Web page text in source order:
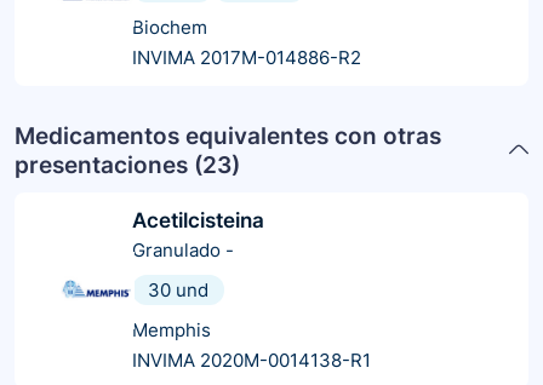
Biochem
INVIMA 2017M-014886-R2
Medicamentos equivalentes con otras
presentaciones (23)
Acetilcisteina
Granulado -
30 und
Memphis
INVIMA 2020M-0014138-R1